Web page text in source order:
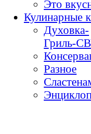
Это
Кулинарные
Духовка-
Гриль-
Разное